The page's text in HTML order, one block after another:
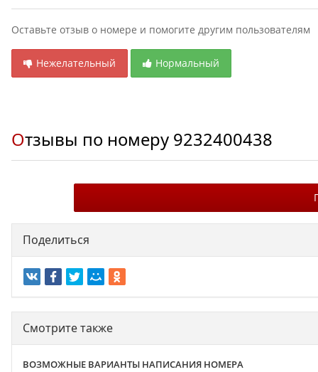
Оставьте отзыв о номере и помогите другим пользователям
Нежелательный Нормальный
Отзывы по номеру 9232400438
Поделиться
Смотрите также
ВОЗМОЖНЫЕ ВАРИАНТЫ НАПИСАНИЯ НОМЕРА